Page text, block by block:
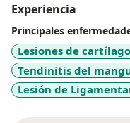
Experiencia
Principales
Lesiones de
Tendinitis del
Lesión de